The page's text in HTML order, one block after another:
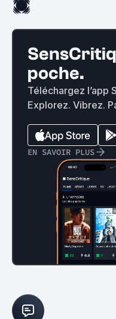
poche.
Téléchargez l’app
Explorez. Vibrez.
EN SAVOIR PLUS